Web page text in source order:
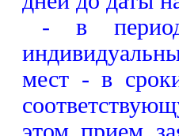
- в
мест - в